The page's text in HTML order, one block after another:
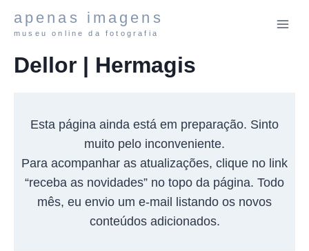
para
Conteúdo
apenas imagens
museu online da fotografia
Dellor | Hermagis
Esta página ainda está em preparação. Sinto
muito pelo inconveniente.
Para acompanhar as atualizações, clique no link
“receba as novidades” no topo da página. Todo
mês, eu envio um e-mail listando os novos
conteúdos adicionados.